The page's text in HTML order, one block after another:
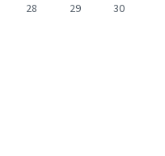
28 29
30